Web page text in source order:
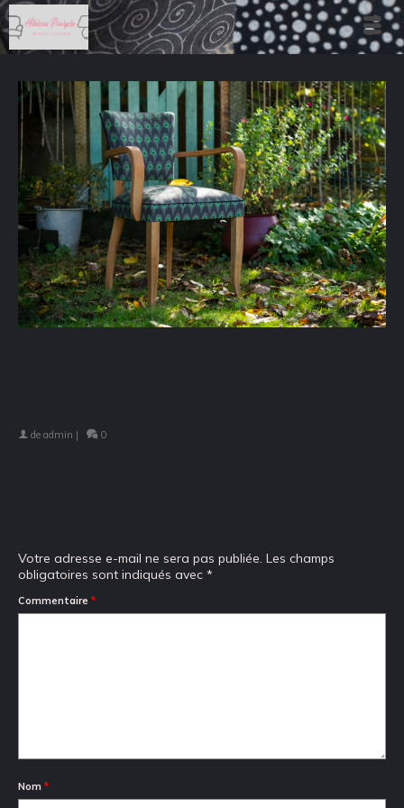
de admin | 0
Votre adresse e-mail ne sera pas publiée. Les champs
obligatoires sont indiqués avec *
Commentaire *
Nom *